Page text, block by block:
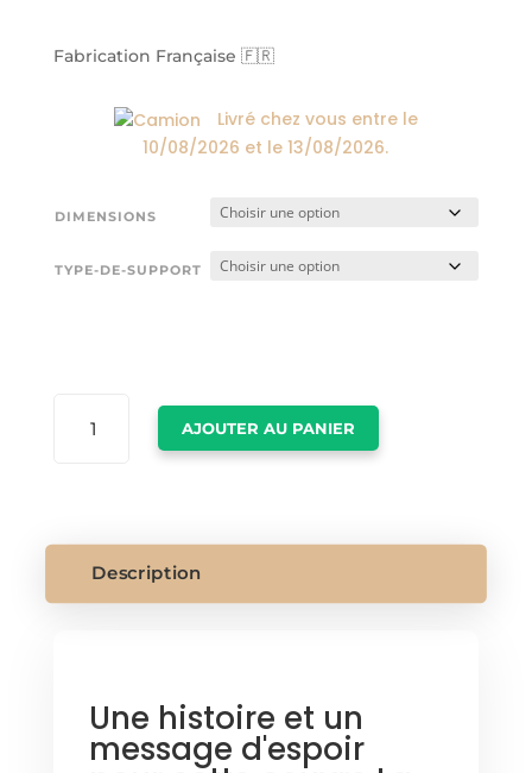
Fabrication Française 🇫🇷
Livré chez vous entre le
10/08/2026 et le13/08/2026.
DIMENSIONS
TYPE-DE-SUPPORT
BALLON
BANKSY
AJOUTER AU PANIER
Description
Une histoire et un
message d'espoir